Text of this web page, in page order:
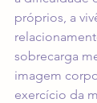
próprios, a
sobrecarga
imagem
exercício da